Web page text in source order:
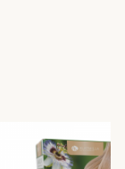
в любими